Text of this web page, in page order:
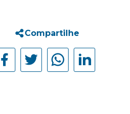
Compartilhe